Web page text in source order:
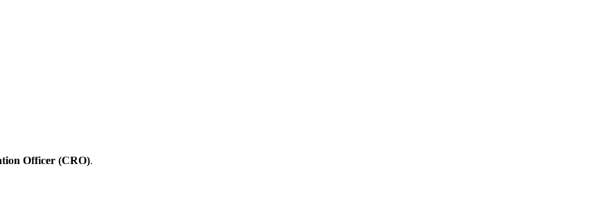
Officer (CRO).